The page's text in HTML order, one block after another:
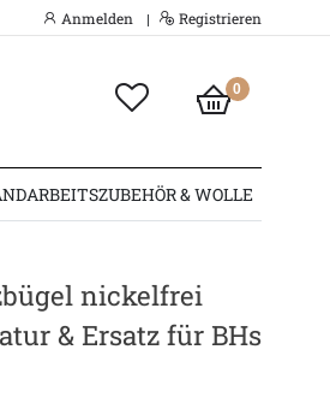
Anmelden | Registrieren
0
& WOLLE
nickelfrei
& Ersatz für BHs